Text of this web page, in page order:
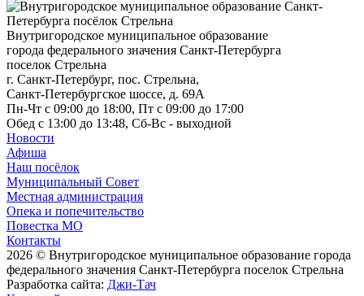
Внутригородское муниципальное образование
города федерального значения Санкт-Петербурга
поселок Стрельна
г. Санкт-Петербург, пос. Стрельна,
Санкт-Петербургское шоссе, д. 69А
Пн-Чт с 09:00 до 18:00, Пт с 09:00 до 17:00
Обед с 13:00 до 13:48, Сб-Вс - выходной
Новости
Афиша
Наш посёлок
Муниципальный Совет
Местная администрация
Опека и попечительство
Повестка МО
Контакты
2026 © Внутригородское муниципальное образование города
федерального значения Санкт-Петербурга поселок Стрельна
Разработка сайта: Джи-Тач